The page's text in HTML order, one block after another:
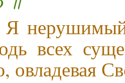
Я
всех
овладевая